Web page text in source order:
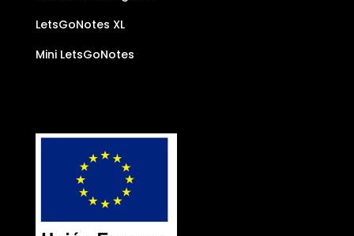
LetsGoNotes XL
Mini LetsGoNotes